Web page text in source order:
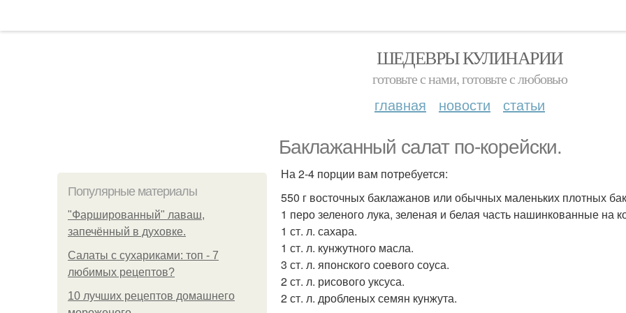
ШЕДЕВРЫ КУЛИНАРИИ
готовьте с нами, готовьте с любовью
главная новости статьи
Баклажанный салат по-корейски.
Популярные материалы
"Фаршированный" лаваш,
запечённый в духовке.
Салаты с сухариками: топ - 7
любимых рецептов?
10 лучших рецептов домашнего
На 2-4 порции вам потребуется:
550 г восточных баклажанов или обычных маленьких плотных
1 перо зеленого лука, зеленая и белая часть нашинкованные на
1 ст. л. сахара.
1 ст. л. кунжутного масла.
3 ст. л. японского соевого соуса.
2 ст. л. рисового уксуса.
2 ст. л. дробленых семян кунжута.